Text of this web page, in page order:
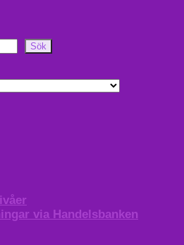
Sök
via Handelsbanken